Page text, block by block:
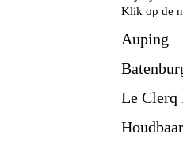
Klik op de
Auping
Le Clerq
Houdbaar